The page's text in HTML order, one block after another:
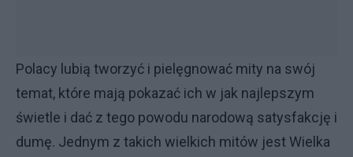
Polacy lubią tworzyć i pielęgnować mity na swój
temat, które mają pokazać ich w jak najlepszym
świetle i dać z tego powodu narodową satysfakcję i
dumę. Jednym z takich wielkich mitów jest Wielka